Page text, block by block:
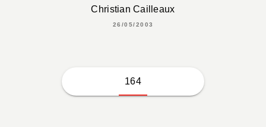
Christian Cailleaux
26/05/2003
164